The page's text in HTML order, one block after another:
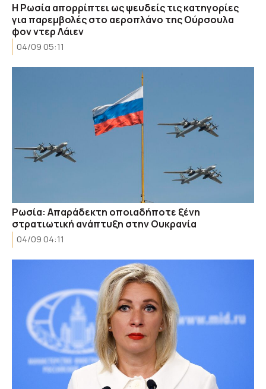
Η Ρωσία απορρίπτει ως ψευδείς τις κατηγορίες
για παρεμβολές στο αεροπλάνο της Ούρσουλα
φον ντερ Λάιεν
04/09 05:11
Ρωσία: Απαράδεκτη οποιαδήποτε ξένη
στρατιωτική ανάπτυξη στην Ουκρανία
04/09 04:11